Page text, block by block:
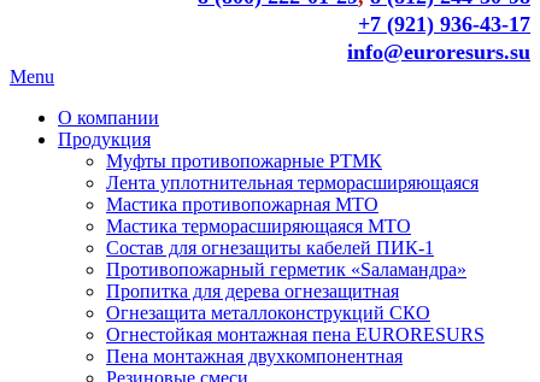
+7 (921) 936-43-17
info@euroresurs.su
Menu
О компании
Продукция
Муфты противопожарные РТМК
Лента уплотнительная терморасширяющаяся
Мастика противопожарная МТО
Мастика терморасширяющаяся МТО
Состав для огнезащиты кабелей ПИК-1
Противопожарный герметик «Sаламандра»
Пропитка для дерева огнезащитная
Огнезащита металлоконструкций СКО
Огнестойкая монтажная пена EURORESURS
Пена монтажная двухкомпонентная
Резиновые смеси